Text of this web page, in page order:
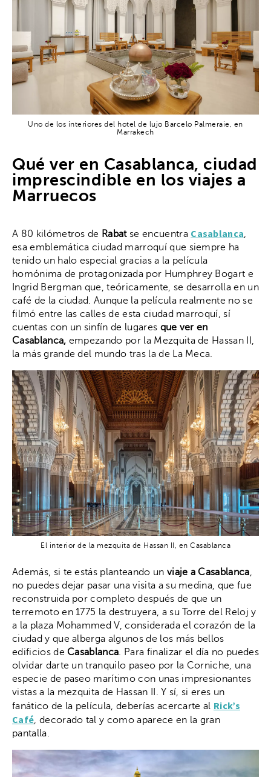
Uno de los interiores del hotel de lujo Barcelo Palmeraie, en
Marrakech
Qué ver en Casablanca, ciudad
imprescindible en los viajes a
Marruecos
A 80 kilómetros de Rabatse encuentra Casablanca,
esa emblemática ciudad marroquí que siempre ha
tenido un halo especial gracias a la película
homónima de protagonizada por Humphrey Bogart e
Ingrid Bergman que, teóricamente, se desarrolla en un
café de la ciudad. Aunque la película realmente no se
filmó entre las calles de esta ciudad marroquí, sí
cuentas con un sinfín de lugares que ver en
Casablanca, empezando por la Mezquita de Hassan II,
la más grande del mundo tras la de La Meca.
El interior de la mezquita de Hassan II, en Casablanca
Además, si te estás planteando un viaje a Casablanca,
no puedes dejar pasar una visita a su medina, que fue
reconstruida por completo después de que un
terremoto en 1775 la destruyera, a su Torre del Reloj y
a la plaza Mohammed V, considerada el corazón de la
ciudad y que alberga algunos de los más bellos
edificios de Casablanca. Para finalizar el día no puedes
olvidar darte un tranquilo paseo por la Corniche, una
especie de paseo marítimo con unas impresionantes
vistas a la mezquita de Hassan II. Y sí, si eres un
fanático de la película, deberías acercarte al Rick’s
Café, decorado tal y como aparece en la gran
pantalla.